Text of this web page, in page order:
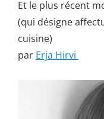
Et le plus récent
(qui désigne
cuisine)
par Erja Hirvi